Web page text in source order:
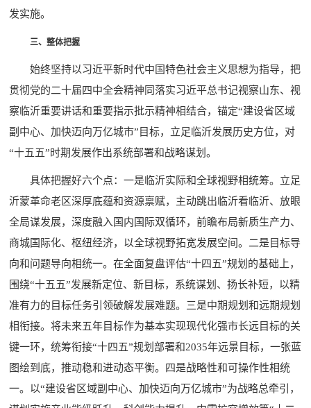
发实施。
三、整体把握
始终坚持以习近平新时代中国特色社会主义思想为指导，把
贯彻党的二十届四中全会精神同落实习近平总书记视察山东、视
察临沂重要讲话和重要指示批示精神相结合，锚定“建设省区域
副中心、加快迈向万亿城市”目标，立足临沂发展历史方位，对
“十五五”时期发展作出系统部署和战略谋划。
具体把握好六个点：一是临沂实际和全球视野相统筹。立足
沂蒙革命老区深厚底蕴和资源禀赋，主动跳出临沂看临沂、放眼
全局谋发展，深度融入国内国际双循环，前瞻布局新质生产力、
商城国际化、枢纽经济，以全球视野拓宽发展空间。二是目标导
向和问题导向相统一。在全面复盘评估“十四五”规划的基础上，
围绕“十五五”发展新定位、新目标，系统谋划、扬长补短，以精
准有力的目标任务引领破解发展难题。三是中期规划和远期规划
相衔接。将未来五年目标作为基本实现现代化强市长远目标的关
键一环，统筹衔接“十四五”规划部署和2035年远景目标，一张蓝
图绘到底，推动稳和进动态平衡。四是战略性和可操作性相统
一。以“建设省区域副中心、加快迈向万亿城市”为战略总牵引，